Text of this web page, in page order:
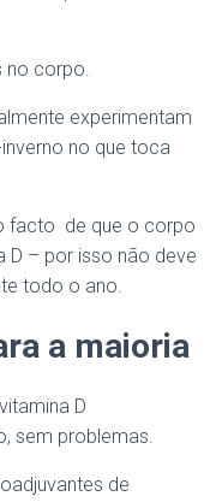
no corpo.
experimentam
no que toca
facto de que o corpo
D – por isso não deve
todo o ano.
a maioria
D
sem problemas.
de